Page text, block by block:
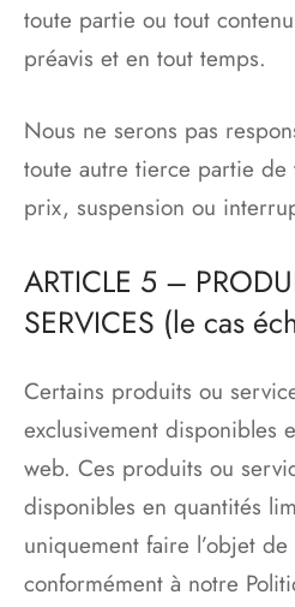
toute partie ou tout
préavis et en tout temps.
Nous ne serons pas
toute autre tierce partie
prix, suspension ou
ARTICLE 5 –
SERVICES (le cas
Certains produits ou
exclusivement disponibles
web. Ces produits ou
disponibles en quantités
uniquement faire l’objet
conformément à notre